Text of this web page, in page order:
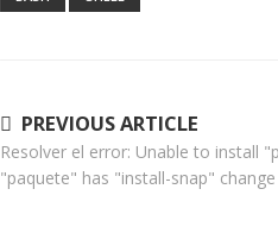
Navegación
de
PREVIOUS ARTICLE
Resolver el error: Unable to install
"paquete" has "install-snap"